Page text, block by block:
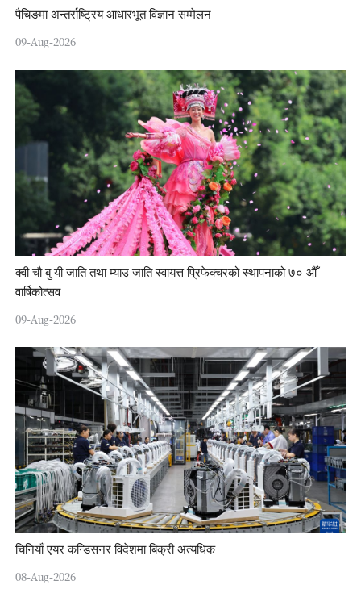
पैचिङमा अन्तर्राष्ट्रिय आधारभूत विज्ञान सम्मेलन
09-Aug-2026
क्वी चौ बु यी जाति तथा म्याउ जाति स्वायत्त प्रिफेक्चरको स्थापनाको ७० औँ
वार्षिकोत्सव
09-Aug-2026
चिनियाँ एयर कन्डिसनर विदेशमा बिक्री अत्यधिक
08-Aug-2026